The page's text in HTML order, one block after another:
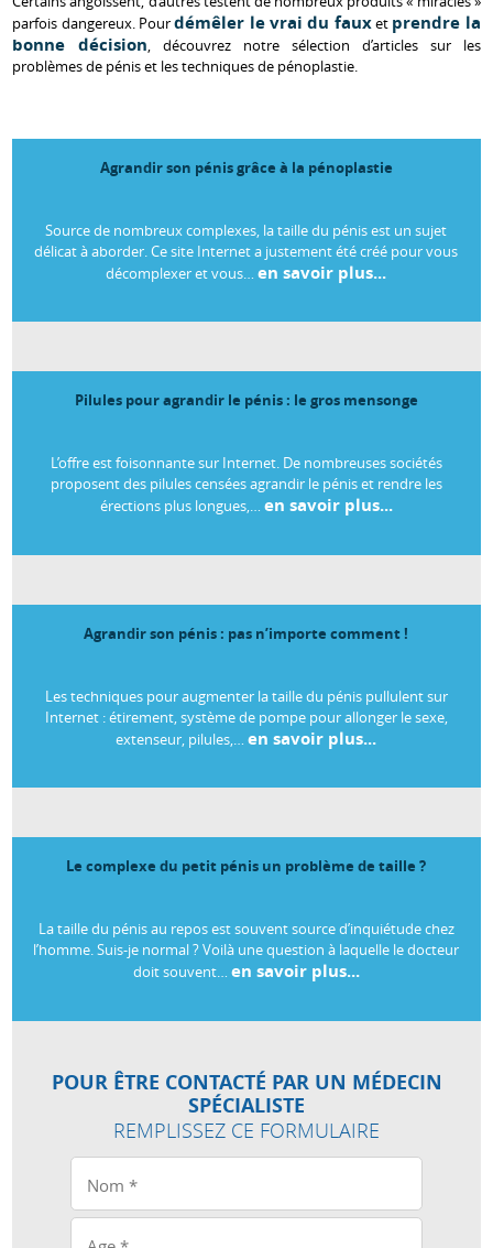
parfois dangereux. Pourdémêler le vrai du fauxet prendre la
bonne décision, découvrez notre sélection d’articles sur les
problèmes de pénis et les techniques de pénoplastie.
Agrandir son pénis grâce à la pénoplastie
Source de nombreux complexes, la taille du pénis est un sujet
délicat à aborder. Ce site Internet a justement été créé pour vous
décomplexer et vous…en savoir plus...
Pilules pour agrandir le pénis : le gros mensonge
L’offre est foisonnante sur Internet. De nombreuses sociétés
proposent des pilules censées agrandir le pénis et rendre les
érections plus longues,… en savoir plus...
Agrandir son pénis : pas n’importe comment !
Les techniques pour augmenter la taille du pénis pullulent sur
Internet : étirement, système de pompe pour allonger le sexe,
extenseur, pilules,…en savoir plus...
Le complexe du petit pénis un problème de taille ?
La taille du pénis au repos est souvent source d’inquiétude chez
l’homme. Suis-je normal ? Voilà une question à laquelle le docteur
doit souvent… en savoir plus...
POUR ÊTRE CONTACTÉ PAR UN MÉDECIN
SPÉCIALISTE
REMPLISSEZ CE FORMULAIRE